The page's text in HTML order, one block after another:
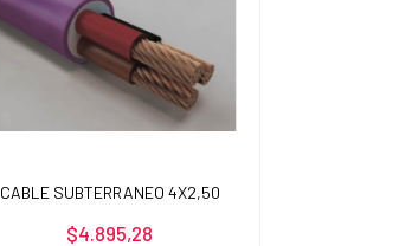
CABLE SUBTERRANEO 4X2,50
$4.895,28